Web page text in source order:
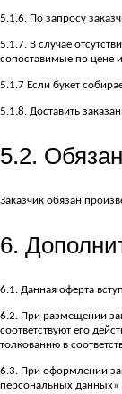
5.1.6. По запросу
5.1.7. В случае
сопоставимые по цене
5.1.7 Если букет
5.1.8. Доставить
5.2.
Заказчик обязан
6.
6.1. Данная оферта
6.2. При размещении
соответствуют его
толкованию в
6.3. При оформлении
персональных данных»